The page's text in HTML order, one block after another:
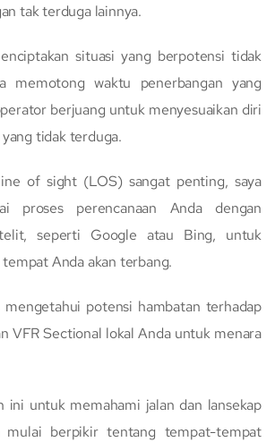
tak terduga lainnya.
situasi yang berpotensi tidak
memotong waktu penerbangan yang
berjuang untuk menyesuaikan diri
tidak terduga.
of sight (LOS) sangat penting, saya
proses perencanaan Anda dengan
seperti Google atau Bing, untuk
Anda akan terbang.
potensi hambatan terhadap
VFR Sectional lokal Anda untuk menara
ini untuk memahami jalan dan lansekap
mulai berpikir tentang tempat-tempat